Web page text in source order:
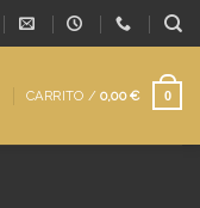
CARRITO /0,00€ 0